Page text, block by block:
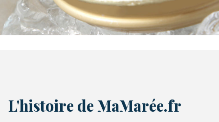
L'histoire de MaMarée.fr